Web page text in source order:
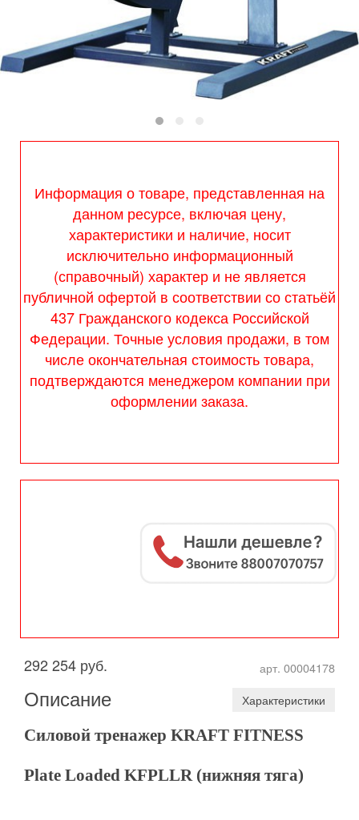
Информация о товаре, представленная на
данном ресурсе, включая цену,
характеристики и наличие, носит
исключительно информационный
(справочный) характер и не является
публичной офертой в соответствии со статьёй
437 Гражданского кодекса Российской
Федерации. Точные условия продажи, в том
числе окончательная стоимость товара,
подтверждаются менеджером компании при
оформлении заказа.
арт. 00004178
292 254 руб.
Описание Характеристики
Силовой тренажер KRAFT FITNESS
Plate Loaded KFPLLR (нижняя тяга)